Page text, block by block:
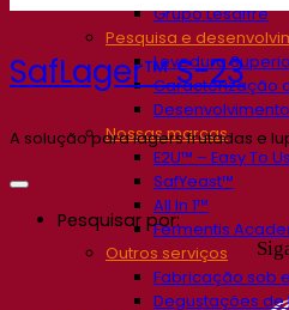
Grupo Lesaffre
Pesquisa e
Levedura
Caracterização
Nossas marcas
E2U™ – Easy To
SafYeast™
All In 1™
Fermentis
Outros serviços
Fabricação sob
Degustações
SafLager™ S-23
A solução para lagers frutadas e
Pesquisar por: